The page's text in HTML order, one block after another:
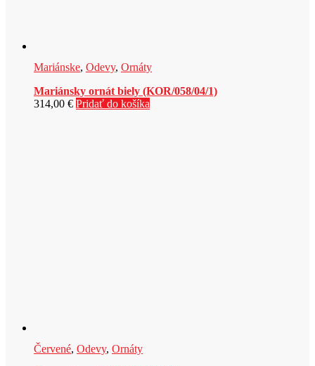
Mariánske, Odevy, Ornáty
Mariánsky ornát biely (KOR/058/04/1)
314,00 € Pridať do košíka
Červené, Odevy, Ornáty